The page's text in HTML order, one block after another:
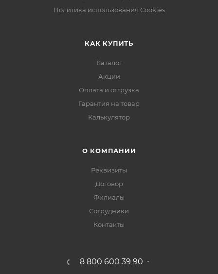
Политика использования Cookies
КАК КУПИТЬ
Каталог
Акции
Оплата и отгрузка
Гарантия на товар
Калькулятор
О КОМПАНИИ
Реквизиты
Договор
Филиалы
Сотрудники
Контакты
8 800 600 39 90